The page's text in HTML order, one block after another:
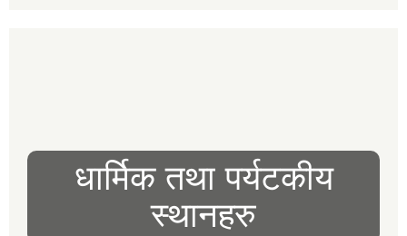
धार्मिक तथा पर्यटकीय
स्थानहरु